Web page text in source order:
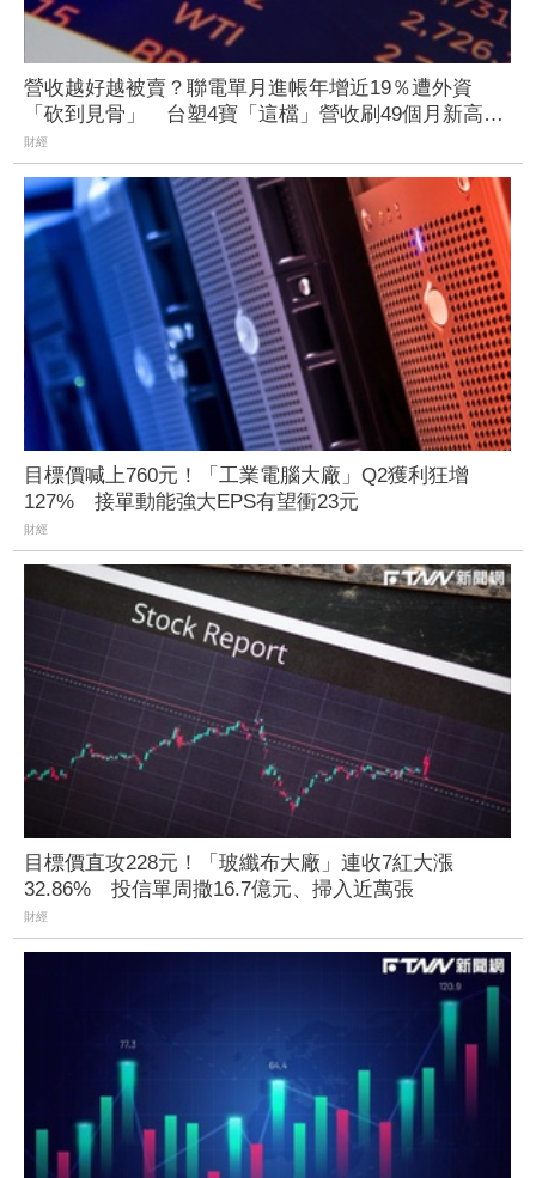
營收越好越被賣？聯電單月進帳年增近19％遭外資
「砍到見骨」 台塑4寶「這檔」營收刷49個月新高也
挨刀
財經
目標價喊上760元！「工業電腦大廠」Q2獲利狂增
127% 接單動能強大EPS有望衝23元
財經
目標價直攻228元！「玻纖布大廠」連收7紅大漲
32.86% 投信單周撒16.7億元、掃入近萬張
財經